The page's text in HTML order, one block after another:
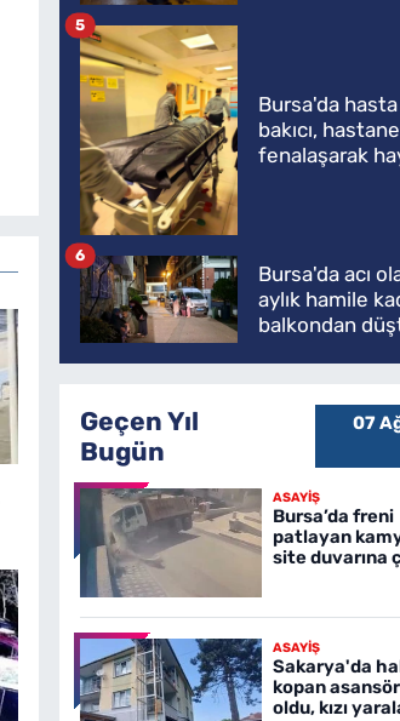
Bursa'da hasta
bakıcı,
fenalaşarak
5
Bursa'da acı
aylık hamile
balkondan
6
Geçen Yıl
Bugün
07
ASAYİŞ
Bursa’da freni
patlayan
site duvarına
ASAYİŞ
Sakarya'da
kopan
oldu, kızı